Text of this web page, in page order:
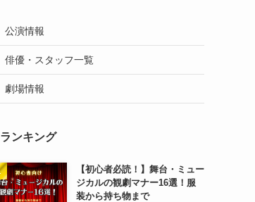
公演情報
俳優・スタッフ一覧
劇場情報
ランキング
【初心者必読！】舞台・ミュー
ジカルの観劇マナー16選！服
装から持ち物まで